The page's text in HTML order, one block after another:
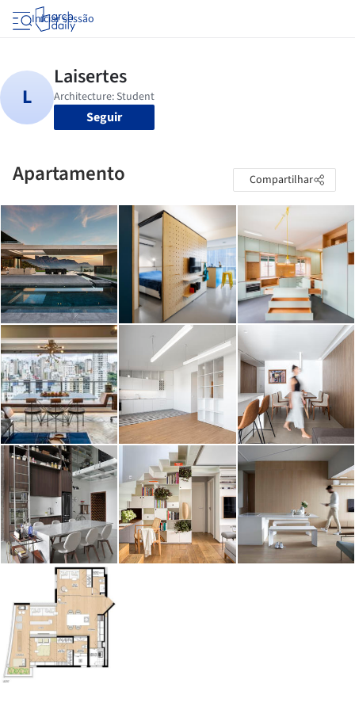
Iniciar sessão
Seguir
Apartamento Compartilhar